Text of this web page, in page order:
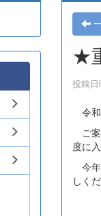
★
投稿
令和
ご案
度に
今年
しく